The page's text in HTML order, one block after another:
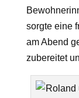
sorgte eine
am Abend
zubereitet